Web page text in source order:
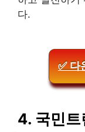
다.
✅ 다
4. 국민트